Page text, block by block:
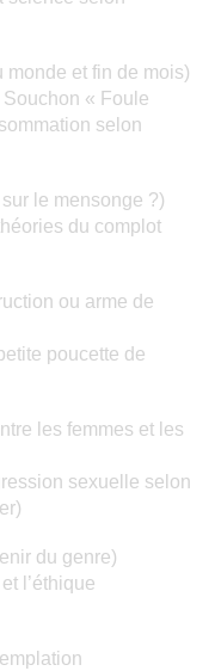
monde et fin de mois)
Souchon « Foule
selon
le mensonge ?)
du complot
ou arme de
poucette de
les femmes et les
sexuelle selon
du genre)
l’éthique